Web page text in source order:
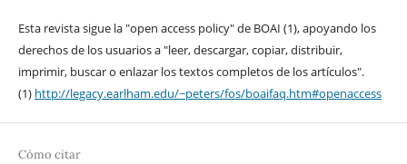
Esta revista sigue la "open access policy" de BOAI (1), apoyando los
derechos de los usuarios a "leer, descargar, copiar, distribuir,
imprimir, buscar o enlazar los textos completos de los artículos".
(1) http://legacy.earlham.edu/~peters/fos/boaifaq.htm#openaccess
Cómo citar